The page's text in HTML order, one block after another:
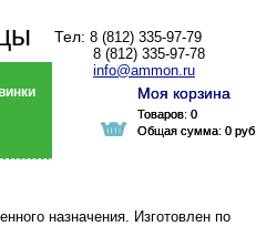
Тел: 8 (812) 335-97-79
8 (812) 335-97-78
info@ammon.ru
Моя корзина
Товаров: 0
Общая сумма: 0 руб
Моя корзина
Товаров: 0
Общая сумма: 0 руб
назначения. Изготовлен по